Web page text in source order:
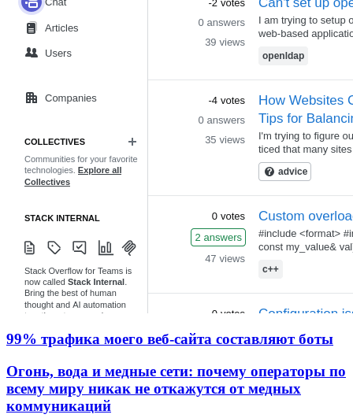
99% трафика моего веб‑сайта составляют боты
Огонь, вода и медные сети: почему операторы по
всему миру никак не откажутся от медных
коммуникаций